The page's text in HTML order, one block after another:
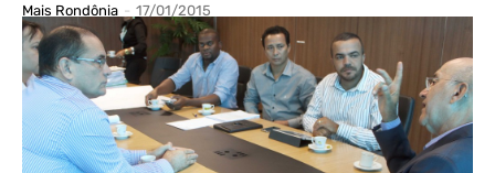
Mais Rondônia - 17/01/2015